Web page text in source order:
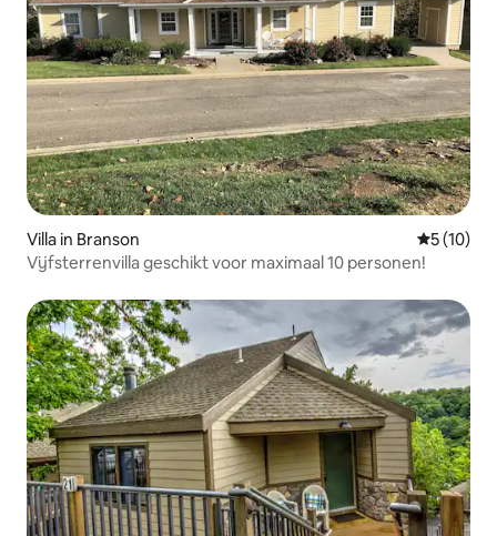
Villa in Branson
5 (10)
Vijfsterrenvilla geschikt voor maximaal 10 personen!